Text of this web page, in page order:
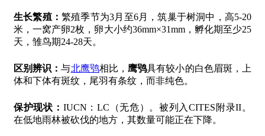
生长繁殖：繁殖季节为3月至6月，筑巢于树洞中，高5-20
米，一窝产卵2枚，卵大小约36mm×31mm，孵化期至少25
天，雏鸟期24-28天。
区别辨识：与北鹰鸮相比， 鹰鸮具有较小的白色眉斑，上
体和下体有斑纹，尾羽有条纹，而非纯色。
保护现状： IUCN：LC（无危）。被列入CITES附录II。
在低地雨林被砍伐的地方，其数量可能正在下降。